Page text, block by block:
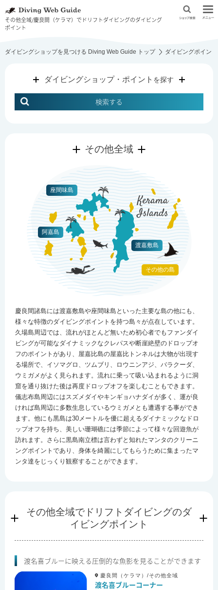
その他全域/慶良間（ケラマ）でドリフトダイビングのダイビング
ポイント
ダイビングショップを見つける Diving Web Guide トップ ダイビングポイン
ダイビングショップ・ポイント を探す
検索する
その他全域
Kerama
Islands
座間味島
阿嘉島
渡嘉敷島
その他の島
慶良間諸島には渡嘉敷島や座間味島といった主要な島の他にも、
様々な特徴のダイビングポイントを持つ島々が点在しています。
久場島周辺では、流れがほとんど無いため初心者でもファンダイ
ビングが可能なダイナミックなクレパスや断崖絶壁のドロップオ
フのポイントがあり、屋嘉比島の屋嘉比トンネルは大物が出現す
る場所で、イソマグロ、ツムブリ、ロウニンアジ、バラクーダ、
ウミガメがよく見られます。流れに乗って吸い込まれるように洞
窟を通り抜けた後は再度ドロップオフを楽しむこともできます。
儀志布島周辺にはスズメダイやキンギョハナダイが多く、運が良
ければ島周辺に多数生息しているウミガメとも遭遇する事ができ
ます。他にも黒島は30メートルを優に超えるダイナミックなドロ
ップオフを持ち、美しい珊瑚礁には季節によって様々な回遊魚が
訪れます。さらに黒島南立標は言わずと知れたマンタのクリーニ
ングポイントであり、身体を綺麗にしてもらうために集まったマ
ンタ達をじっくり観察することができます。
その他全域でドリフトダイビングのダ
イビングポイント
渡名喜ブルーに映える圧倒的な魚影を見ることができます
慶良間（ケラマ）/その他全域
渡名喜ブルーコーナー